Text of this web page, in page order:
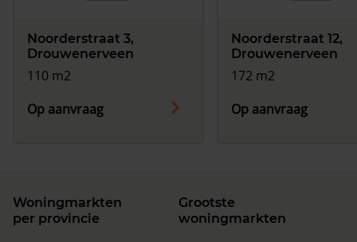
Noorderstraat 3,
Drouwenerveen
110 m2
Op aanvraag
Noorderstraat 12,
Drouwenerveen
172 m2
Op aanvraag
Woningmarkten
per provincie
Grootste
woningmarkten